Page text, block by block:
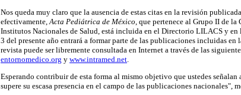
Nos queda muy claro que la ausencia de estas citas en la revisión
efectivamente,Acta Pediátrica de México, que pertenece al Grupo II de
Institutos Nacionales de Salud, está incluida en el Directorio LILACS y en
3 del presente año entrará a formar parte de las publicaciones incluidas en
revista puede ser libremente consultada en Internet a través de las
entornomedico.org y www.intramed.net.
Esperando contribuir de esta forma al mismo objetivo que ustedes
supere su escasa presencia en el campo de las publicaciones nacionales",